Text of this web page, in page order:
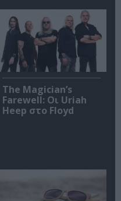
The Magician’s
Farewell: Οι Uriah
Heep στο Floyd